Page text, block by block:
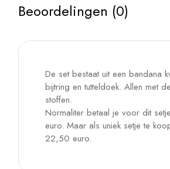
Beoordelingen (0)
De set bestaat uit een bandana
bijtring en tutteldoek. Allen met
stoffen.
Normaliter betaal je voor dit
euro. Maar als uniek setje te
22,50 euro.